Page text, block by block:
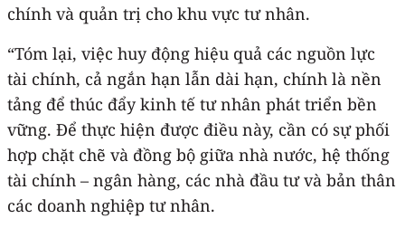
chính và quản trị cho khu vực tư nhân.
“Tóm lại, việc huy động hiệu quả các nguồn lực
tài chính, cả ngắn hạn lẫn dài hạn, chính là nền
tảng để thúc đẩy kinh tế tư nhân phát triển bền
vững. Để thực hiện được điều này, cần có sự phối
hợp chặt chẽ và đồng bộ giữa nhà nước, hệ thống
tài chính – ngân hàng, các nhà đầu tư và bản thân
các doanh nghiệp tư nhân.